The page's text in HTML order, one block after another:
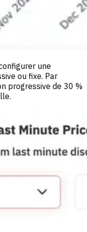
une
ou fixe. Par
progressive de 30 %